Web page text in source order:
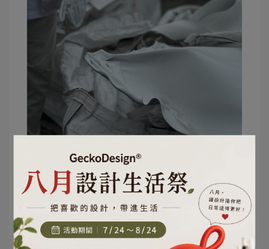
我一直相信，
設計真正厲害的地方，
不是把一件東西設計得很酷。